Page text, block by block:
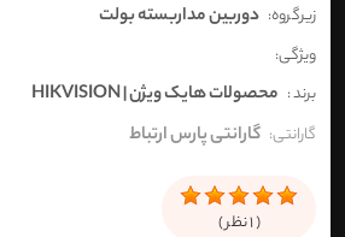
زیرگروه: دوربین مداربسته بولت
ویژگی:
برند : محصولات هایک ویژن | HIKVISION
گارانتی: گارانتی پارس ارتباط
(
1نظر )